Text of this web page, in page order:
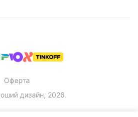
Оферта
дизайн, 2026.